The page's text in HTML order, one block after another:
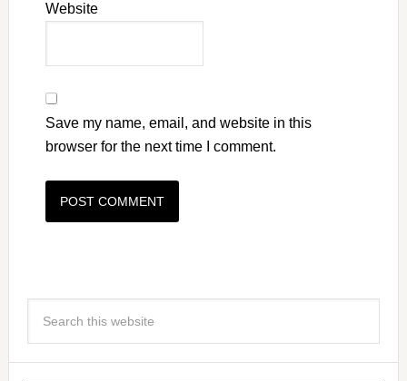
Website
Save my name, email, and website in this
browser for the next time I comment.